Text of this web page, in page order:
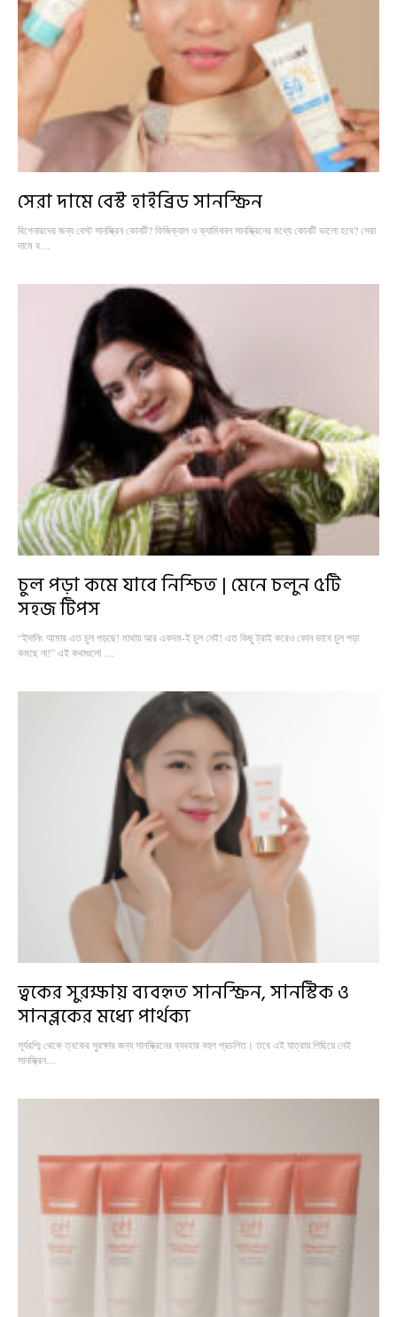
সেরা দামে বেস্ট হাইব্রিড সানস্ক্রিন
বিগেনারদের জন্য বেস্ট সানস্ক্রিন কোনটি? ফিজিক্যাল ও ক্যামিকাল সানস্ক্রিনের মধ্যে কোনটি ভালো হবে? সেরা
দামে ব…
চুল পড়া কমে যাবে নিশ্চিত | মেনে চলুন ৫টি
সহজ টিপস
“ইদানিং আমার এত চুল পড়ছে! মাথায় আর একদম-ই চুল নেই! এত কিছু ট্রাই করেও কোন ভাবে চুল পড়া
কমছে না!” এই কথাগুলো …
ত্বকের সুরক্ষায় ব্যবহৃত সানস্ক্রিন, সানস্টিক ও
সানব্লকের মধ্যে পার্থক্য
সূর্যরশ্মি থেকে ত্বকের সুরক্ষার জন্য সানস্ক্রিনের ব্যবহার বহুল প্রচলিত। তবে এই যাত্রায় পিছিয়ে নেই
সানস্ক্রিন…